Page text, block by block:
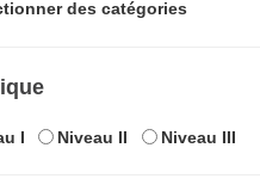
des catégories
I Niveau II Niveau III